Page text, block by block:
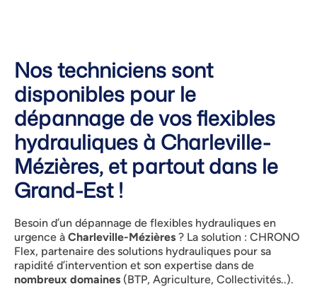
Nos techniciens sont
disponibles pour le
dépannage de vos flexibles
hydrauliques à Charleville-
Mézières, et partout dans le
Grand-Est !
Besoin d’un dépannage de flexibles hydrauliques en
urgence à Charleville-Mézières ? La solution : CHRONO
Flex, partenaire des solutions hydrauliques pour sa
rapidité d’intervention et son expertise dans de
nombreux domaines (BTP, Agriculture, Collectivités..).